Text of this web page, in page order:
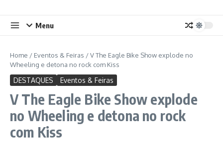
Menu
Home / Eventos & Feiras /V The Eagle Bike Show explode no
Wheeling e detona no rock com Kiss
DESTAQUES Eventos & Feiras
V The Eagle Bike Show explode
no Wheeling e detona no rock
com Kiss